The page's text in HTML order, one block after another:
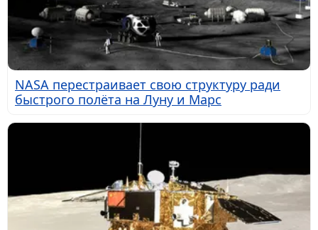
NASA перестраивает свою структуру ради
быстрого полёта на Луну и Марс